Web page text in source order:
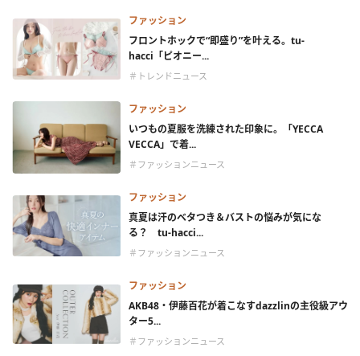
ファッション
フロントホックで“即盛り”を叶える。tu-
hacci「ピオニー...
＃トレンドニュース
ファッション
いつもの夏服を洗練された印象に。「YECCA
VECCA」で着...
＃ファッションニュース
ファッション
真夏は汗のベタつき＆バストの悩みが気にな
る？ tu-hacci...
＃ファッションニュース
ファッション
AKB48・伊藤百花が着こなすdazzlinの主役級アウ
ター5...
＃ファッションニュース